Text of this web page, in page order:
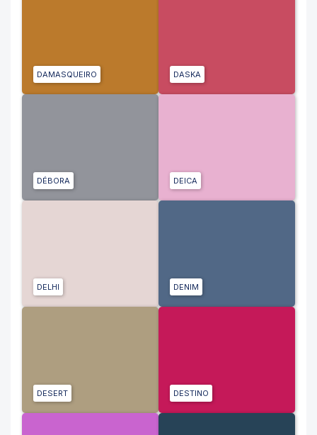
DAMASQUEIRO DASKA
DÉBORA DEICA
DELHI DENIM
DESERT DESTINO